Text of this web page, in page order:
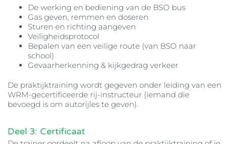
De werking en bediening van de BSO bus
Gas geven, remmen en doseren
Sturen en richting aangeven
Veiligheidsprotocol
Bepalen van een veilige route (van BSO naar
school)
Gevaarherkenning & kijkgedrag verkeer
De praktijktraining wordt gegeven onder leiding van een
WRM-gecertificeerde rij-instructeur (iemand die
bevoegd is om autorijles te geven).
Deel 3: Certificaat